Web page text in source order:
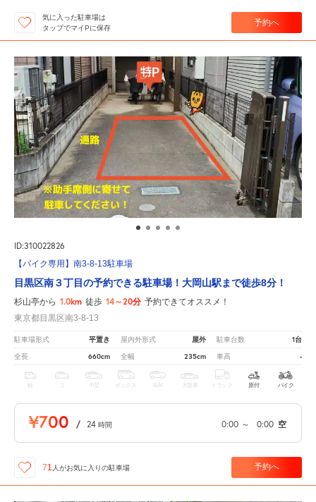
気に入った駐車場は
タップでマイPに保存
予約へ
ID:310022826
【バイク専用】南3-8-13駐車場
目黒区南３丁目の予約できる駐車場！大岡山駅まで徒歩8分！
杉山亭から 1.0km 徒歩 14～20分 予約できてオススメ！
東京都目黒区南3-8-13
駐車場形式 平置き 屋内外形式 屋外 駐車台数 1台
全長 660cm 全幅 235cm 車高 -
中型 ボックス SUV 大型車 トラック 原付 バイク
¥700 / 24 時間 0:00 ～ 0:00 空
71 人がお気に入りの駐車場 予約へ